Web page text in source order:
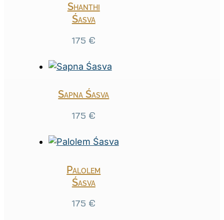
Shanthi
Śasva
175 €
Sapna Śasva
175 €
Palolem
Śasva
175 €